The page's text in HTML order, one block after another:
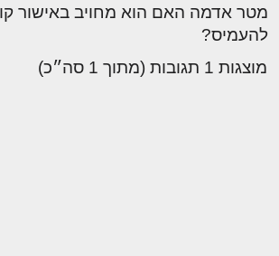
מטר אדמה האם הוא מחויב באישור
להעמיס?
מוצגות 1 תגובות (מתוך 1 סה״כ)